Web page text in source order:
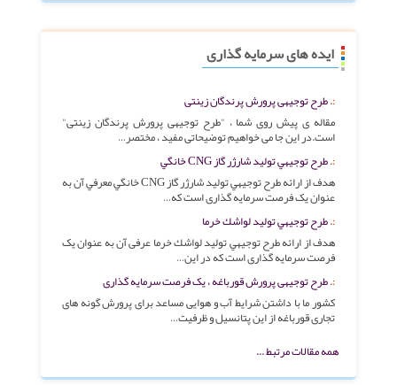
ایده های سرمایه گذاری
طرح توجیهی پرورش پرندگان زینتی
مقاله ی پیش روی شما ، "طرح توجیهی پرورش پرندگان زینتی"
است.در این جا می خواهیم توضیحاتی مفید ، مختصر…
طرح توجيهي تولید شارژر گاز CNG خانگي
هدف از ارائه طرح توجيهي توليد شارژر گاز CNG خانگي معرفي آن به
عنوان یک فرصت سرمایه گذاری است که…
طرح توجيهي توليد لواشك خرما
هدف از ارائه طرح توجيهي توليد لواشك خرما عرفی آن به عنوان یک
فرصت سرمایه گذاری است که در این…
طرح توجیهی پرورش قورباغه ، یک فرصت سرمایه گذاری
كشور ما با داشتن شرایط آب و هوایی مساعد برای پرورش گونه های
تجاری قورباغه از این پتانسیل و ظرفیت…
همه مقالات مرتبط ...